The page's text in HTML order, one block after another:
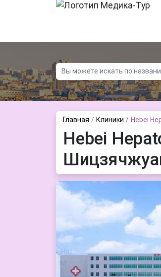
Контакты О нас Новости
Главная Клиники Hebei
Hebei